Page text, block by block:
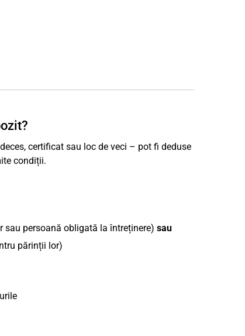
certificat sau loc de veci – pot fi deduse
condiții.
sau persoană obligată la întreținere) sau
părinții lor)